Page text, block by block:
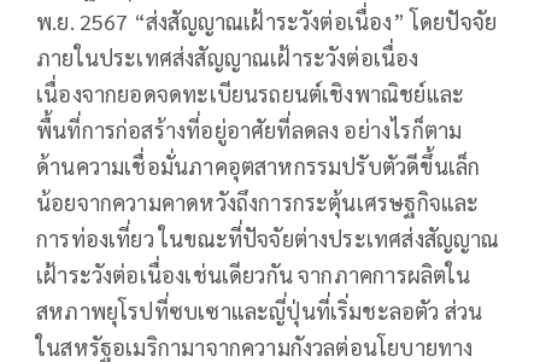
พ.ย. 2567 “ส่งสัญญาณเฝ้าระวังต่อเนื่อง” โดยปัจจัย
ภายในประเทศส่งสัญญาณเฝ้าระวังต่อเนื่อง
เนื่องจากยอดจดทะเบียนรถยนต์เชิงพาณิชย์และ
พื้นที่การก่อสร้างที่อยู่อาศัยที่ลดลง อย่างไรก็ตาม
ด้านความเชื่อมั่นภาคอุตสาหกรรมปรับตัวดีขึ้นเล็ก
น้อยจากความคาดหวังถึงการกระตุ้นเศรษฐกิจและ
การท่องเที่ยว ในขณะที่ปัจจัยต่างประเทศส่งสัญญาณ
เฝ้าระวังต่อเนื่องเช่นเดียวกัน จากภาคการผลิตใน
สหภาพยุโรปที่ซบเซาและญี่ปุ่นที่เริ่มชะลอตัว ส่วน
ในสหรัฐอเมริกามาจากความกังวลต่อนโยบายทาง